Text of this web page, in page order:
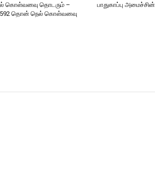
கொள்வனவு தொடரும் –
தொன் நெல் கொள்வனவு
பாதுகாப்பு